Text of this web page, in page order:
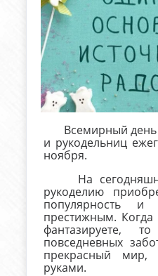
Всемирный день
и рукодельниц
ноября.
На
рукоделию
популярность и
престижным. Когда
фантазируете,
повседневных
прекрасный мир,
руками.